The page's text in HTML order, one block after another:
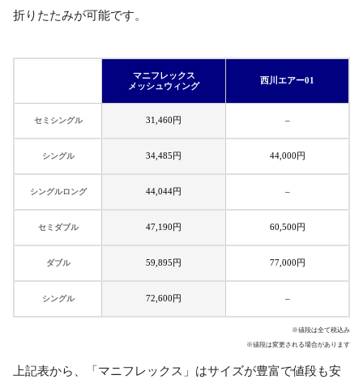
折りたたみが可能です。
マニフレックス
メッシュウィング
西川エアー01
セミシングル 31,460円 –
シングル 34,485円 44,000円
シングルロング 44,044円 –
セミダブル 47,190円 60,500円
ダブル 59,895円 77,000円
シングル 72,600円 –
※値段は全て税込み
※値段は変更される場合があります
上記表から、「マニフレックス」はサイズが豊富で値段も安